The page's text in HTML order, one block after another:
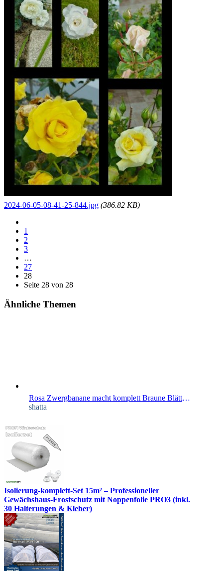
2024-06-05-08-41-25-844.jpg (386.82 KB)
1
2
3
…
27
28
Seite 28 von 28
Ähnliche Themen
Rosa Zwergbanane macht komplett Braune Blätter?
shatta
Isolierung-komplett-Set 15m² – Professioneller
Gewächshaus-Frostschutz mit Noppenfolie PRO3 (inkl.
30 Halterungen & Kleber)